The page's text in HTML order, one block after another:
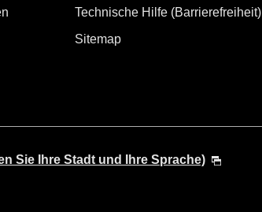
Technische Hilfe (Barrierefreiheit)
Sitemap
Sie Ihre Stadt und Ihre Sprache)